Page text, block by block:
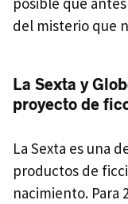
del misterio que
La Sexta y
proyecto de
La Sexta es una
productos de
nacimiento. Para